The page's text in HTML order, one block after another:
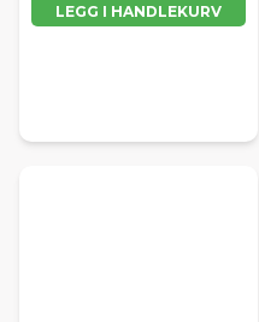
LEGG I HANDLEKURV